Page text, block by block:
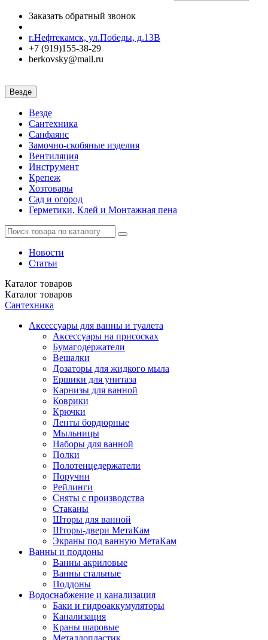
Заказать обратный звонок
г.Нефтекамск, ул.Победы, д.13В
+7 (919)155-38-29
berkovsky@mail.ru
Везде
Везде
Сантехника
Санфаянс
Замочно-скобяные изделия
Вентиляция
Инструмент
Крепеж
Хозтовары
Сад и огород
Герметики, Клей и Монтажная пена
Новости
Статьи
Каталог товаров
Каталог товаров
Сантехника
Аксессуары для ванны и туалета
Аксессуары на присосках
Бумагодержатели
Вешалки
Дозаторы для жидкого мыла
Ершики для унитаза
Карнизы для ванной
Коврики
Крючки
Ленты бордюрные
Мыльницы
Наборы для ванной
Полки
Полотенцедержатели
Поручни
Рейлинги
Сняты с производства
Стаканы
Шторы для ванной
Шторы-двери МетаКам
Экраны под ванную МетаКам
Ванны и поддоны
Ванны акриловые
Ванны стальные
Поддоны
Водоснабжение и канализация
Баки и гидроаккумуляторы
Канализация
Краны шаровые
Металлопластик